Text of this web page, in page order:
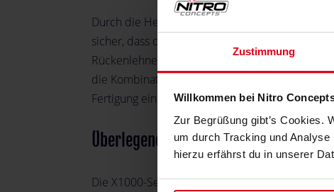
Zustimmung
Willkommen bei Nitro
Zur Begrüßung gibt’s Cookies.
um durch Tracking und
hierzu erfährst du in unserer
Durch die Herstellung des X1000 mit einem
sicher, dass der Stuhl eine lange Lebensdauer
Rückenlehne verwendete hochwertige Stoff
die Kombination des X1000 aus
Fertigung einen makellosen und extrem
Überlegener Komfort durch
Die X1000-Serie macht einige Fortschritte im